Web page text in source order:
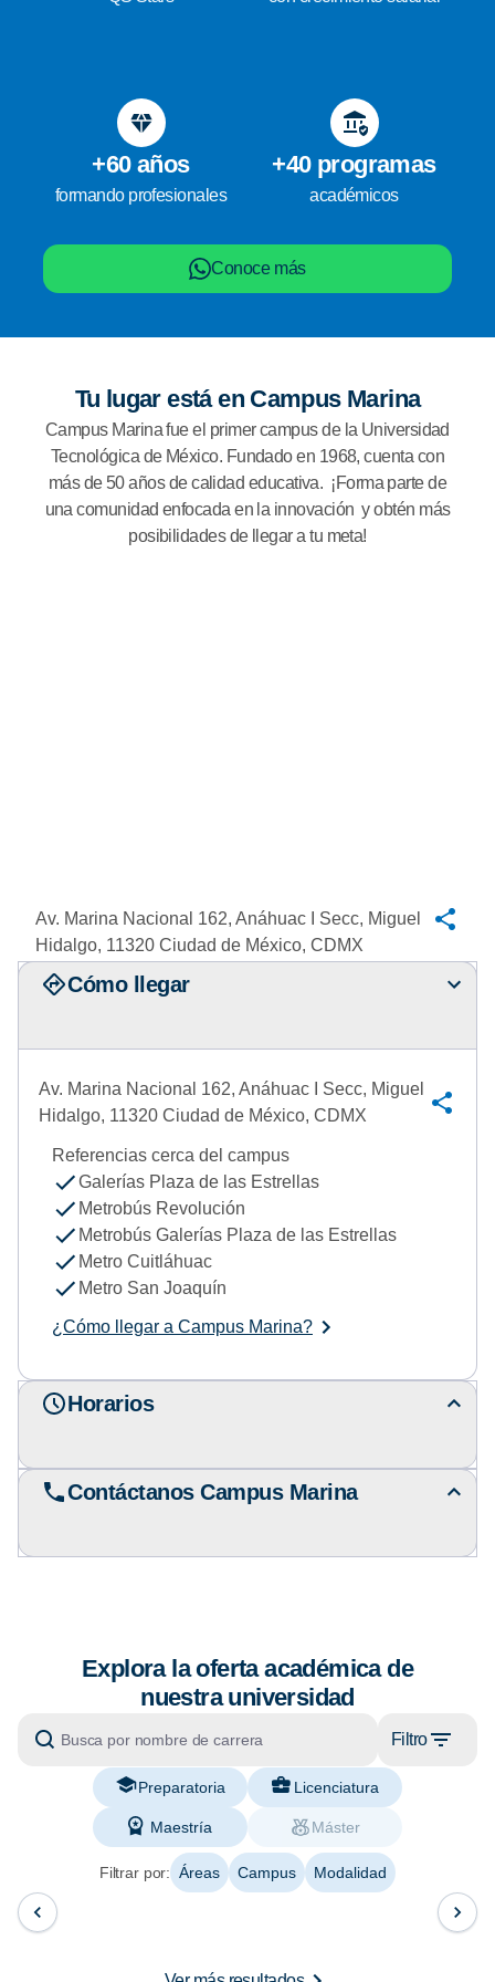
+60 años
formando profesionales
+40 programas
académicos
Conoce más
Tu lugar está en Campus Marina
Campus Marina fue el primer campus de la Universidad
Tecnológica de México. Fundado en 1968, cuenta con
más de 50 años de calidad educativa. ¡Forma parte de
una comunidad enfocada en la innovación y obtén más
posibilidades de llegar a tu meta!
Av. Marina Nacional 162, Anáhuac I Secc, Miguel
Hidalgo, 11320 Ciudad de México, CDMX
Cómo llegar
Av. Marina Nacional 162, Anáhuac I Secc, Miguel
Hidalgo, 11320 Ciudad de México, CDMX
Referencias cerca del campus
Galerías Plaza de las Estrellas
Metrobús Revolución
Metrobús Galerías Plaza de las Estrellas
Metro Cuitláhuac
Metro San Joaquín
¿Cómo llegar a Campus Marina?
Horarios
Contáctanos Campus Marina
Explora la oferta académica de
nuestra universidad
Filtro
Preparatoria Licenciatura
Maestría Máster
Filtrar por: Áreas Campus Modalidad